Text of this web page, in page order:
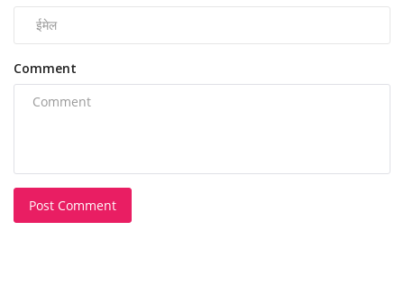
Comment
Post Comment